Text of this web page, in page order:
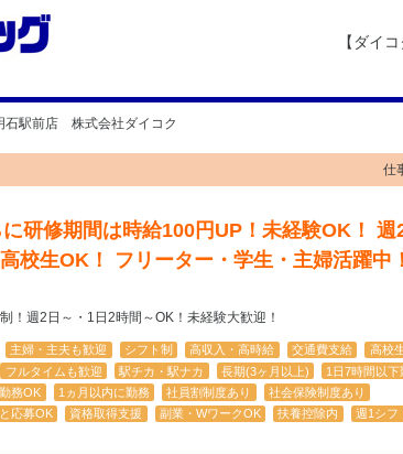
【ダイ
駅前店 株式会社ダイコク
仕
研修期間は時給100円UP！未経験OK！ 週
校生OK！ フリーター・学生・主婦活躍中
！週2日～・1日2時間～OK！未経験大歓迎！
主婦・主夫も歓迎 シフト制 高収入・高時給 交通費支給
高校
フルタイムも歓迎 駅チカ・駅ナカ 長期(3ヶ月以上)
1日7時間以下
務OK 1ヵ月以内に勤務 社員割制度あり
社会保険制度あり
応募OK 資格取得支援 副業・WワークOK 扶養控除内
週1シフ